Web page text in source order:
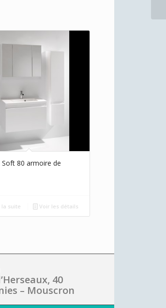
Soft 80 armoire de
la suite Voir les détails
40
– Mouscron